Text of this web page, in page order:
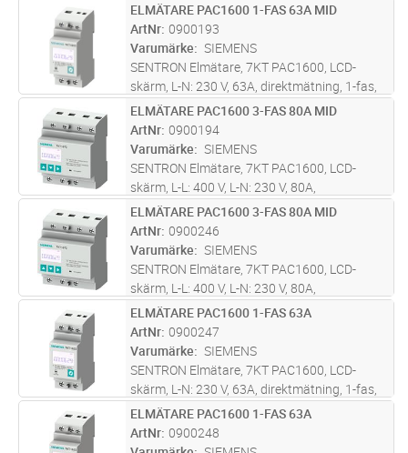
ST Lägg i kundvagn
ELMÄTARE PAC1600 1-FAS 63A MID
ArtNr 0900193
Varumärke
SIEMENS
SENTRON Elmätare, 7KT PAC1600, LCD-
skärm, L-N: 230 V, 63A, direktmätning, 1-fas,
M-Bus, DIN-montage, 2 MW
ST Lägg i kundvagn
ELMÄTARE PAC1600 3-FAS 80A MID
ArtNr 0900194
Varumärke
SIEMENS
SENTRON Elmätare, 7KT PAC1600, LCD-
skärm, L-L: 400 V, L-N: 230 V, 80A,
direktmätning, 3-fas, pulsmätare (S0), DIN-
montage, 4 MW
ST Lägg i kundvagn
ELMÄTARE PAC1600 3-FAS 80A MID
ArtNr 0900246
Varumärke
SIEMENS
SENTRON Elmätare, 7KT PAC1600, LCD-
skärm, L-L: 400 V, L-N: 230 V, 80A,
direktmätning, 3-fas, M-Bus + MID, DIN-
montage, 4 MW
ST Lägg i kundvagn
ELMÄTARE PAC1600 1-FAS 63A
ArtNr 0900247
Varumärke
SIEMENS
SENTRON Elmätare, 7KT PAC1600, LCD-
skärm, L-N: 230 V, 63A, direktmätning, 1-fas,
pulsmätare (S0), DIN-montage, 2 MW
ST Lägg i kundvagn
ELMÄTARE PAC1600 1-FAS 63A
ArtNr 0900248